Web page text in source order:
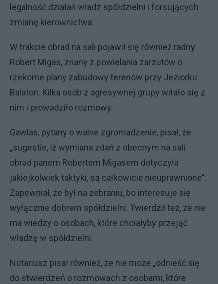
legalność działań władz spółdzielni i forsujących
zmianę kierownictwa.
W trakcie obrad na sali pojawił się również radny
Robert Migas, znany z powielania zarzutów o
rzekome plany zabudowy terenów przy Jeziorku
Balaton. Kilka osób z agresywnej grupy witało się z
nim i prowadziło rozmowy.
Gawlas, pytany o walne zgromadzenie, pisał, że
„sugestie, iż wymiana zdań z obecnym na sali
obrad panem Robertem Migasem dotyczyła
jakiejkolwiek taktyki, są całkowicie nieuprawnione".
Zapewniał, że był na zebraniu, bo interesuje się
wyłącznie dobrem spółdzielni. Twierdził też, że nie
ma wiedzy o osobach, które chciałyby przejąć
władzę w spółdzielni.
Notariusz pisał również, że nie może „odnieść się
do stwierdzeń o rozmowach z osobami, które